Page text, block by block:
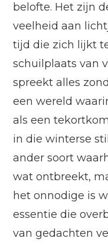
belofte. Het zijn
veelheid aan
tijd die zich lijkt
schuilplaats van
spreekt alles
een wereld
als een
in die winterse
ander soort
wat ontbreekt,
het onnodige is
essentie die
van gedachten